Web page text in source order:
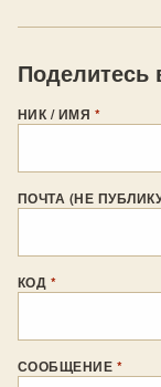
Поделитесь
НИК / ИМЯ *
ПОЧТА (НЕ
КОД *
СООБЩЕНИЕ *